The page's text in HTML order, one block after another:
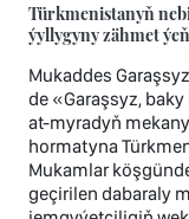
Türkmenistanyň
ýyllygyny zähmet
Mukaddes
de «Garaşsyz,
at-myradyň
hormatyna
Mukamlar
geçirilen dabaraly